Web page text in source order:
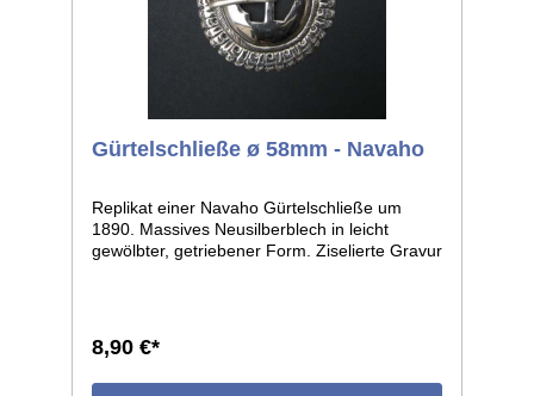
Gürtelschließe ø 58mm - Navaho
Replikat einer Navaho Gürtelschließe um
1890. Massives Neusilberblech in leicht
gewölbter, getriebener Form. Ziselierte Gravur
Durchmesser ca.58mm, lichte Weite
ca.16mm.
8,90 €*